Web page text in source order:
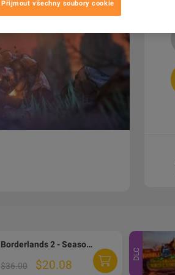
Borderlands 2 - Season Pass DLC PC Steam Altergift
$36.00 $20.08
DLC
Přijmout všechny soubory cookie